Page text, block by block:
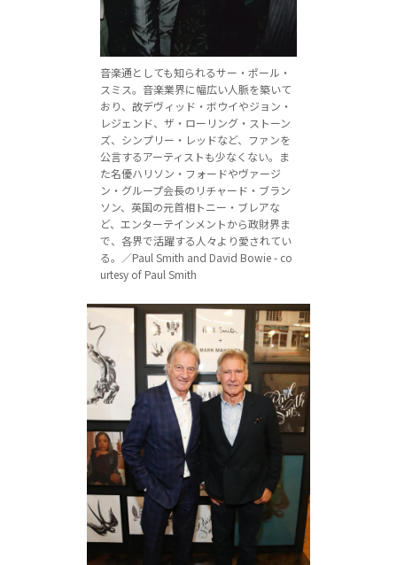
音楽通としても知られるサー・ポール・
スミス。音楽業界に幅広い人脈を築いて
おり、故デヴィッド・ボウイやジョン・
レジェンド、ザ・ローリング・ストーン
ズ、シンプリー・レッドなど、ファンを
公言するアーティストも少なくない。ま
た名優ハリソン・フォードやヴァージ
ン・グループ会長のリチャード・ブラン
ソン、英国の元首相トニー・ブレアな
ど、エンターテインメントから政財界ま
で、各界で活躍する人々より愛されてい
る。／Paul Smith and David Bowie - co
urtesy of Paul Smith